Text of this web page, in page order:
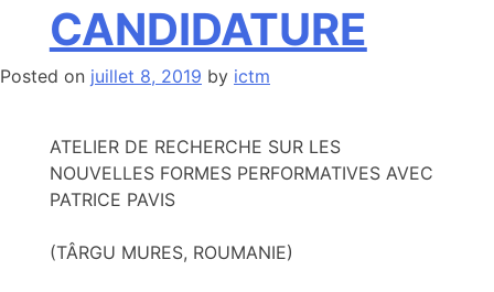
CANDIDATURE
Posted on juillet 8, 2019 by ictm
ATELIER DE RECHERCHE SUR LES
NOUVELLES FORMES PERFORMATIVES AVEC
PATRICE PAVIS
(TÂRGU MURES, ROUMANIE)